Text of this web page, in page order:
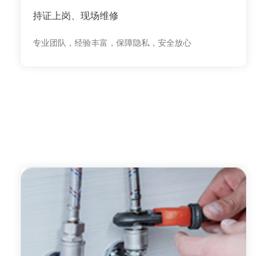
持证上岗、现场维修
专业团队，经验丰富，保障隐私，安全放心